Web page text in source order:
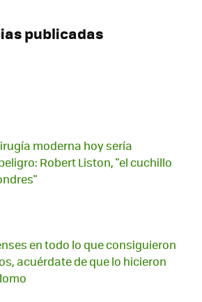
publicadas
moderna hoy sería
Robert Liston, "el cuchillo
en todo lo que consiguieron
acuérdate de que lo hicieron